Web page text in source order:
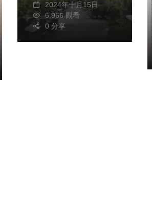
2024年十月15日
5,966 觀看
0 分享